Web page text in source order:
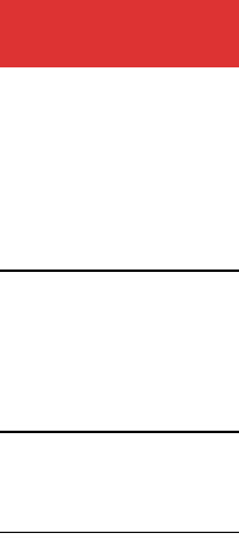
primo e unico in Friuli